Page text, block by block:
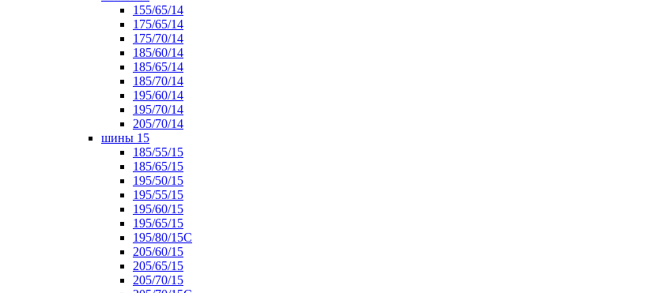
155/65/14
175/65/14
175/70/14
185/60/14
185/65/14
185/70/14
195/60/14
195/70/14
205/70/14
шины 15
185/55/15
185/65/15
195/50/15
195/55/15
195/60/15
195/65/15
195/80/15С
205/60/15
205/65/15
205/70/15